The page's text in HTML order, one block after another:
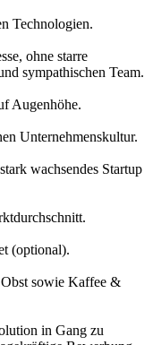
Technologien.
ohne starre
sympathischen Team.
Augenhöhe.
Unternehmenskultur.
wachsendes Startup
(optional).
Obst sowie Kaffee &
in Gang zu